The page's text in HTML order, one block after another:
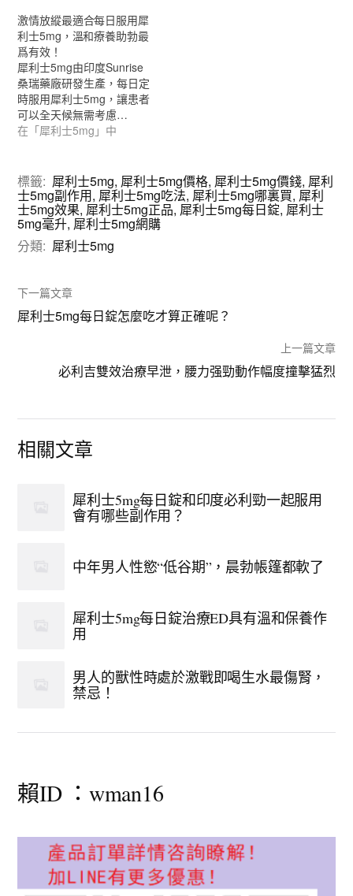
激情放縱最適合每日服用犀
利士5mg，溫和療養助勃最
爲有效！
犀利士5mg由印度Sunrise
桑瑞藥廠研發生產，每日定
時服用犀利士5mg，讓患者
可以全天候無需考慮…
在「犀利士5mg」中
標籤: 犀利士5mg, 犀利士5mg價格, 犀利士5mg價錢, 犀利
士5mg副作用, 犀利士5mg吃法, 犀利士5mg哪裏買, 犀利
士5mg效果, 犀利士5mg正品, 犀利士5mg每日錠, 犀利士
5mg毫升, 犀利士5mg網購
分類: 犀利士5mg
下一篇文章
犀利士5mg每日錠怎麼吃才算正確呢？
上一篇文章
必利吉雙效治療早泄，腰力强勁動作幅度撞擊猛烈
相關文章
犀利士5mg每日錠和印度必利勁一起服用
會有哪些副作用？
中年男人性慾“低谷期”，晨勃帳篷都軟了
犀利士5mg每日錠治療ED具有溫和保養作
用
男人的獸性時處於激戰即喝生水最傷腎，
禁忌！
賴ID ：wman16